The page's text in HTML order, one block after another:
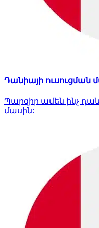
Դանիայի ուսուցման
Պարզիր ամեն ինչ
մասին: